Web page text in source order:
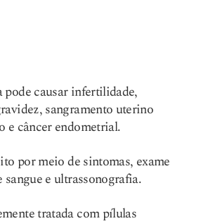
pode causar infertilidade,
sangramento uterino
e câncer endometrial.
por meio de sintomas, exame
sangue e ultrassonografia.
tratada com pílulas